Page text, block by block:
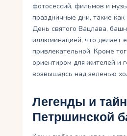
фотосессий, фильмов и
праздничные дни, такие
День святого Вацлава,
иллюминацией, что делает
привлекательной. Кроме
ориентиром для жителей и
возвышаясь над зеленью
Легенды и
Петршинской